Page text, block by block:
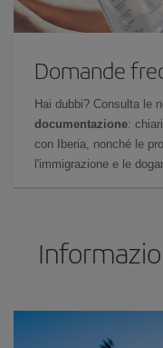
Domande
Hai dubbi? Consulta le
documentazione:
con Iberia, nonché le
l'immigrazione e le